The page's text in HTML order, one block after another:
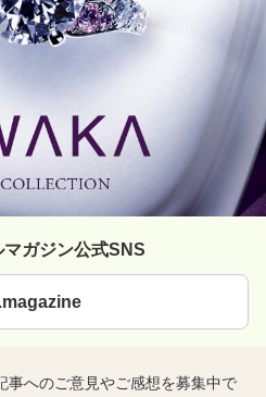
ガジン公式SNS
事へのご意見やご感想を募集中で